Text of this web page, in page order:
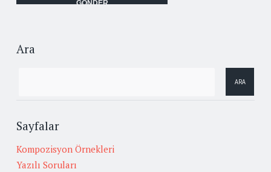
Ara
Sayfalar
Kompozisyon Örnekleri
Yazılı Soruları